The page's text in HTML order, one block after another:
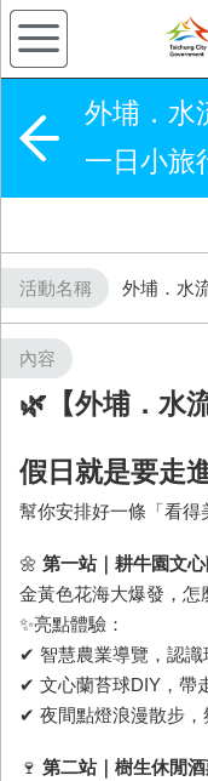
外埔．水
一日小旅
活動名稱 外埔．水
內容
🌿【外埔．水
假日就是要走
幫你安排好一條「看得
🌼 第一站｜耕牛園文心
金黃色花海大爆發，怎
✨亮點體驗：
✔ 智慧農業導覽，認識
✔ 文心蘭苔球DIY ，帶
✔ 夜間點燈浪漫散步，
🍷 第二站｜樹生休閒